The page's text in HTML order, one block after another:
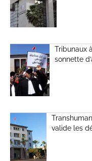
Tribunaux
sonnette
valide les